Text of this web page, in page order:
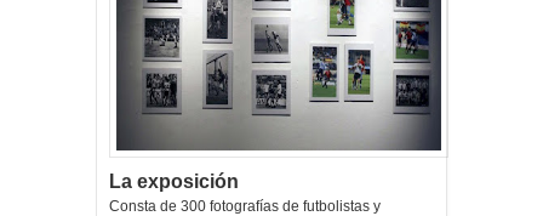
La exposición
Consta de 300 fotografías de futbolistas y